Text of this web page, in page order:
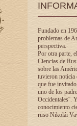
Fundado en
problemas de
perspectiva.
Por otra parte,
Ciencias de
sobre las
tuvieron noticia
que fue
uno de los
Occidentales¨.
conocimiento
ruso Nikolái